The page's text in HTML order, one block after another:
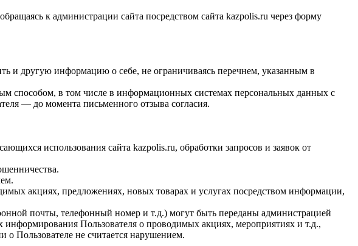
к администрации сайта посредством сайта kazpolis.ru через форму
и другую информацию о себе, не ограничиваясь перечнем, указанным в
способом, в том числе в информационных системах персональных данных с
— до момента письменного отзыва согласия.
использования сайта kazpolis.ru, обработки запросов и заявок от
акциях, предложениях, новых товарах и услугах посредством информации,
почты, телефонный номер и т.д.) могут быть переданы администрацией
Пользователя о проводимых акциях, мероприятиях и т.д.,
о Пользователе не считается нарушением.